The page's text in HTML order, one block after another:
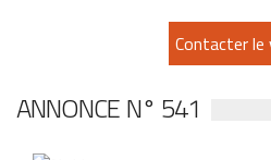
ANNONCE N° 541